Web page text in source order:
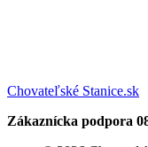
Chovateľské Stanice.sk
Zákaznícka podpora